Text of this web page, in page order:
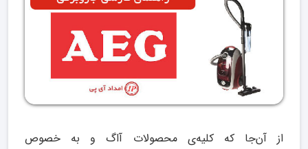
از آن‌جا که کلیه‌ی محصولات آاگ و به خصوص